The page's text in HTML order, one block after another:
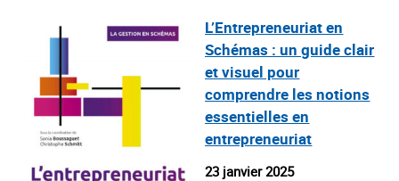
L’Entrepreneuriat en
Schémas : un guide clair
et visuel pour
comprendre les notions
essentielles en
entrepreneuriat
23 janvier 2025